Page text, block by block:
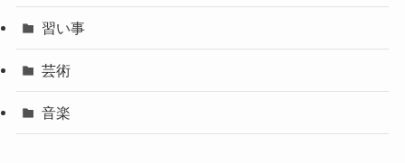
習い事
芸術
音楽